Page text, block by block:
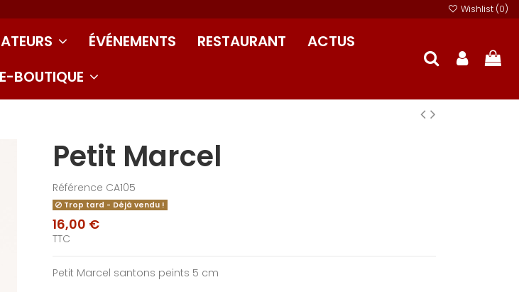
Wishlist (0)
ÉVÉNEMENTS RESTAURANT
ACTUS
E-BOUTIQUE
Petit Marcel
Référence CA105
Trop tard - Déjà vendu !
16,00 €
TTC
Petit Marcel santons peints 5 cm